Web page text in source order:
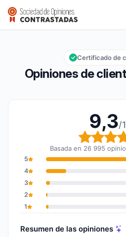
SOSAV
Calificación global: 9,3 de 10
9,3/10
Opiniones de
Certificado de
9,3/
Basada en 26 995
5
4
3
2
1
Resumen de las opiniones